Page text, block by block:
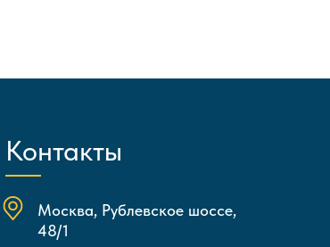
Контакты
Москва, Рублевское шоссе,
48/1